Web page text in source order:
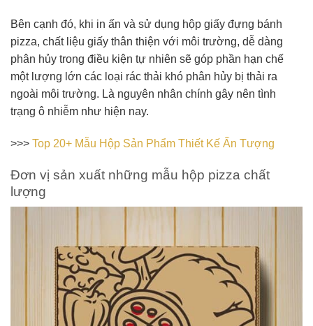
Bên cạnh đó, khi in ấn và sử dụng hộp giấy đựng bánh
pizza, chất liệu giấy thân thiện với môi trường, dễ dàng
phân hủy trong điều kiện tự nhiên sẽ góp phần hạn chế
một lượng lớn các loại rác thải khó phân hủy bị thải ra
ngoài môi trường. Là nguyên nhân chính gây nên tình
trạng ô nhiễm như hiện nay.
>>> Top 20+ Mẫu Hộp Sản Phẩm Thiết Kế Ấn Tượng
Đơn vị sản xuất những mẫu hộp pizza chất
lượng